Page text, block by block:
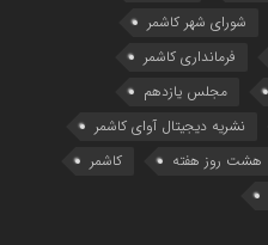
شورای شهر کاشمر
فرمانداری کاشمر
مجلس یازدهم
نشریه دیجیتال آوای کاشمر
هشت روز هفته
کاشمر